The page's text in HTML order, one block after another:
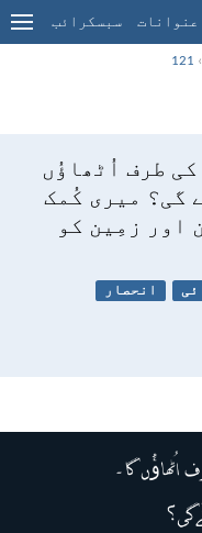
عنوانات سبسکرائب
›
121
طرف اُٹھاؤُں
گی؟ میری کُمک
اور زمِین کو
انحصار